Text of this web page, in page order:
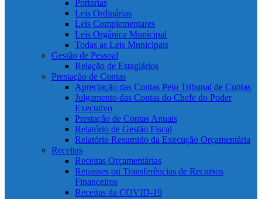
Portarias
Leis Ordinárias
Leis Complementares
Leis Orgânica Municipal
Todas as Leis Municipais
Gestão de Pessoal
Relação de Estagiários
Prestação de Contas
Apreciação das Contas Pelo Tribunal de Contas
Julgamento das Contas do Chefe do Poder
Executivo
Prestação de Contas Anuais
Relatório de Gestão Fiscal
Relatório Resumido da Execução Orçamentária
Receitas
Receitas Orçamentárias
Repasses ou Transferências de Recursos
Financeiros
Receitas da COVID-19